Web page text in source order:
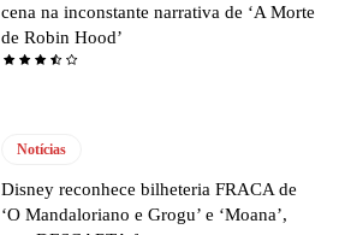
cena na inconstante narrativa de ‘A Morte
de Robin Hood’
Notícias
Disney reconhece bilheteria FRACA de
‘O Mandaloriano e Grogu’ e ‘Moana’,